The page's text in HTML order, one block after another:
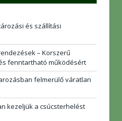
és szállítási
– Korszerű
fenntartható működésért
felmerülő váratlan
kezeljük a csúcsterhelést